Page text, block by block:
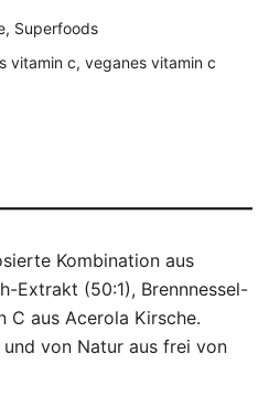
, Superfoods
vitamin c, veganes vitamin c
Kombination aus
Extrakt (50:1), Brennnessel-
C aus Acerola Kirsche.
von Natur aus frei von